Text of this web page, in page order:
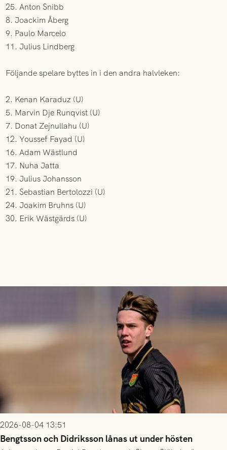
25. Anton Snibb
8. Joackim Åberg
9. Paulo Marcelo
11. Julius Lindberg
Följande spelare byttes in i den andra halvleken:
2. Kenan Karaduz (U)
5. Marvin Dje Runqvist (U)
7. Donat Zejnullahu (U)
12. Youssef Fayad (U)
16. Adam Wästlund
17. Nuha Jatta
19. Julius Johansson
21. Sebastian Bertolozzi (U)
24. Joakim Bruhns (U)
30. Erik Wästgärds (U)
2026-08-04 13:51
Bengtsson och Didriksson lånas ut under hösten